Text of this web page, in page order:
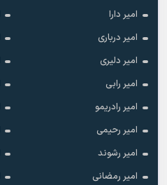
امیر دارا
امیر درباری
امیر دلیری
امیر رابی
امیر رادریمو
امیر رحیمی
امیر رشوند
امیر رمضانی